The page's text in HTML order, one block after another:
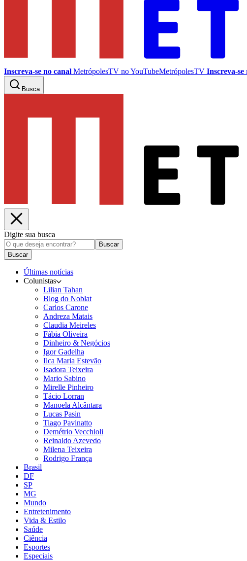
Inscreva-se no canal MetrópolesTV noYouTubeMetrópolesTV Inscreva-se
Busca
Digite sua busca
Buscar
Buscar
Últimas notícias
Colunistas
Lilian Tahan
Blog do Noblat
Carlos Carone
Andreza Matais
Claudia Meireles
Fábia Oliveira
Dinheiro & Negócios
Igor Gadelha
Ilca Maria Estevão
Isadora Teixeira
Mario Sabino
Mirelle Pinheiro
Tácio Lorran
Manoela Alcântara
Lucas Pasin
Tiago Pavinatto
Demétrio Vecchioli
Reinaldo Azevedo
Milena Teixeira
Rodrigo França
Brasil
DF
SP
MG
Mundo
Entretenimento
Vida & Estilo
Saúde
Ciência
Esportes
Especiais